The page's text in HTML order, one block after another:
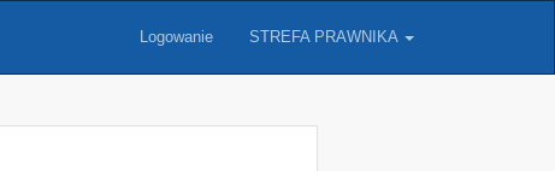
Logowanie STREFA PRAWNIKA